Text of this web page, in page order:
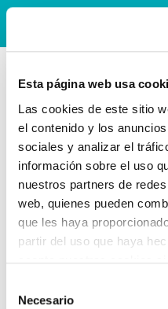
Esta página web usa
Las cookies de este sitio
el contenido y los
sociales y analizar el
información sobre el uso
nuestros partners de
web, quienes pueden
que les haya
partir del uso que haya
Necesario